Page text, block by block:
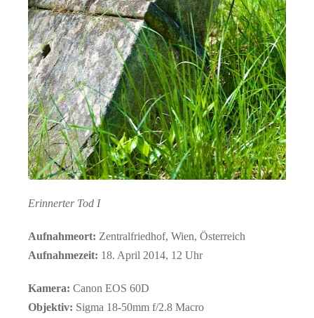
Erinnerter Tod I
Aufnahmeort: Zentralfriedhof, Wien, Österreich
Aufnahmezeit: 18. April 2014, 12 Uhr
Kamera: Canon EOS 60D
Objektiv: Sigma 18-50mm f/2.8 Macro